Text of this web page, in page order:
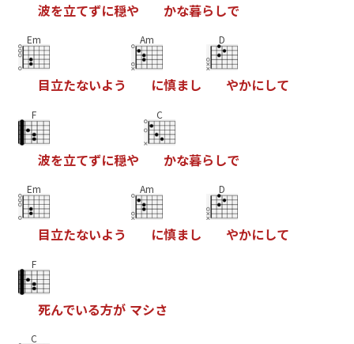
波を立てずに穏や かな暮ら しで
Em
目立たないよう
Am
に慎まし
D
やかにして
F
波を立てずに穏や
C
かな暮ら しで
Em
目立たないよう
Am
に慎まし
D
やかにして
F
死んでいる方が マシさ
C